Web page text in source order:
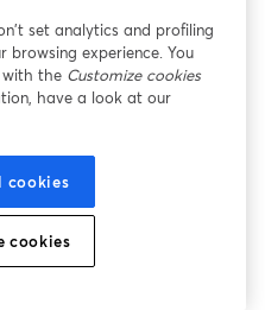
set analytics and profiling
browsing experience. You
with the Customize cookies
have a look at our
cookies
cookies